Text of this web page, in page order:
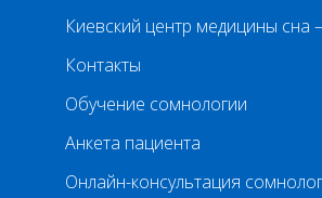
Киевский центр медицины сна
Контакты
Обучение сомнологии
Анкета пациента
Онлайн-консультация